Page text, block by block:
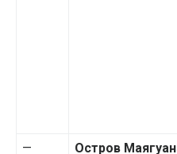
—
Остров